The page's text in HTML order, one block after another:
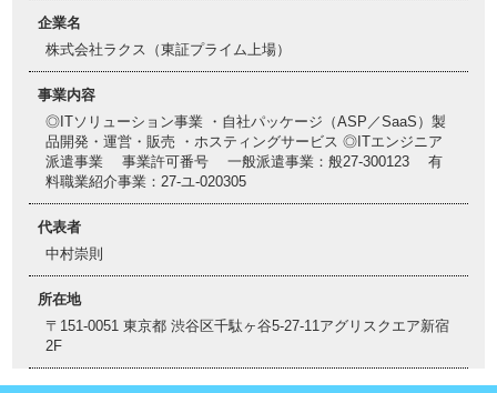
企業名
株式会社ラクス（東証プライム上場）
事業内容
◎ITソリューション事業 ・自社パッケージ（ASP／SaaS）製
品開発・運営・販売 ・ホスティングサービス ◎ITエンジニア
派遣事業 事業許可番号 一般派遣事業：般27-300123 有
料職業紹介事業：27-ユ-020305
代表者
中村崇則
所在地
〒151-0051 東京都 渋谷区千駄ヶ谷5-27-11アグリスクエア新宿
2F